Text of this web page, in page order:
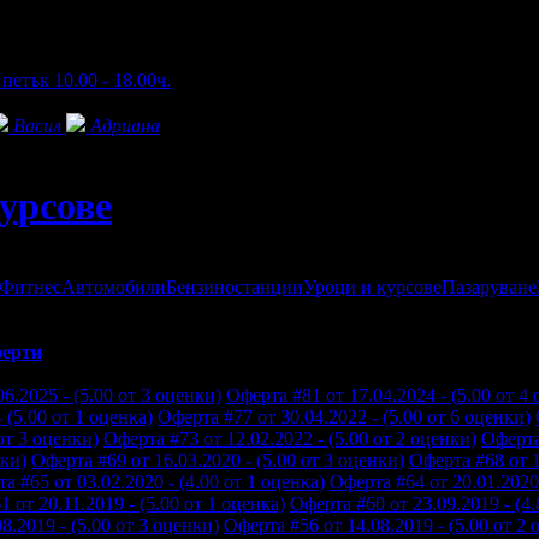
10.00 - 18.00ч.
Васил
Адриана
АвтомобилиБензиностанцииУроци и курсовеПазаруване
- (5.00 от 3 оценки) Оферта #81 от 17.04.2024 - (5.00 от 4
от 1 оценка) Оферта #77 от 30.04.2022 - (5.00 от 6 оценки)
3 оценки) Оферта #73 от 12.02.2022 - (5.00 от 2 оценки)
Оферта #69 от 16.03.2020 - (5.00 от 3 оценки) Оферта #68 от
#65 от 03.02.2020 - (4.00 от 1 оценка) Оферта #64 от
от 20.11.2019 - (5.00 от 1 оценка) Оферта #60 от 23.09.2019 -
- (5.00 от 3 оценки) Оферта #56 от 14.08.2019 - (5.00 от 2